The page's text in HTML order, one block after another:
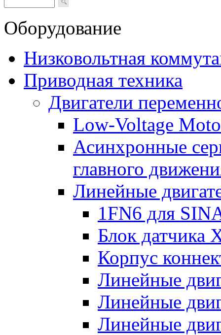
Оборудование
Низковольтная
Приводная техника
Двигатели
Low-Voltage
Асинхронные
главного
Линейные
1FN6 для
Блок датчика
Корпус
Линейные
Линейные
Линейные